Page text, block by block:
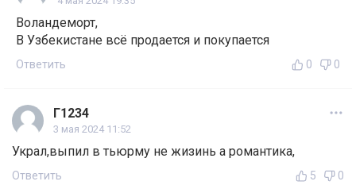
Воландеморт,
В Узбекистане всё продается и покупается
Ответить 0 0
Г1234
3 мая 2024 11:52
Украл,выпил в тьюрму не жизинь а романтика,
Ответить 5 0